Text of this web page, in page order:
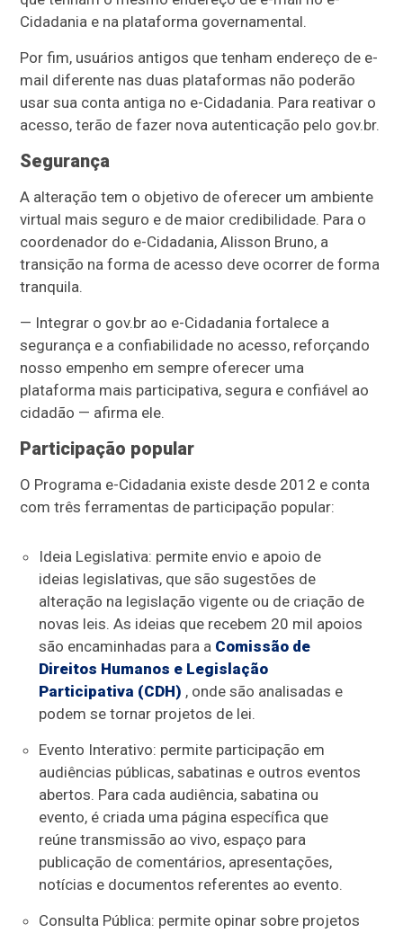
Cidadania e na plataforma governamental.
Por fim, usuários antigos que tenham endereço de e-
mail diferente nas duas plataformas não poderão
usar sua conta antiga no e-Cidadania. Para reativar o
acesso, terão de fazer nova autenticação pelo gov.br.
Segurança
A alteração tem o objetivo de oferecer um ambiente
virtual mais seguro e de maior credibilidade. Para o
coordenador do e-Cidadania, Alisson Bruno, a
transição na forma de acesso deve ocorrer de forma
tranquila.
— Integrar o gov.br ao e-Cidadania fortalece a
segurança e a confiabilidade no acesso, reforçando
nosso empenho em sempre oferecer uma
plataforma mais participativa, segura e confiável ao
cidadão — afirma ele.
Participação popular
O Programa e-Cidadania existe desde 2012 e conta
com três ferramentas de participação popular:
Ideia Legislativa: permite envio e apoio de
ideias legislativas, que são sugestões de
alteração na legislação vigente ou de criação de
novas leis. As ideias que recebem 20 mil apoios
são encaminhadas para a Comissão de
Direitos Humanos e Legislação
Participativa (CDH) , onde são analisadas e
podem se tornar projetos de lei.
Evento Interativo: permite participação em
audiências públicas, sabatinas e outros eventos
abertos. Para cada audiência, sabatina ou
evento, é criada uma página específica que
reúne transmissão ao vivo, espaço para
publicação de comentários, apresentações,
notícias e documentos referentes ao evento.
Consulta Pública: permite opinar sobre projetos